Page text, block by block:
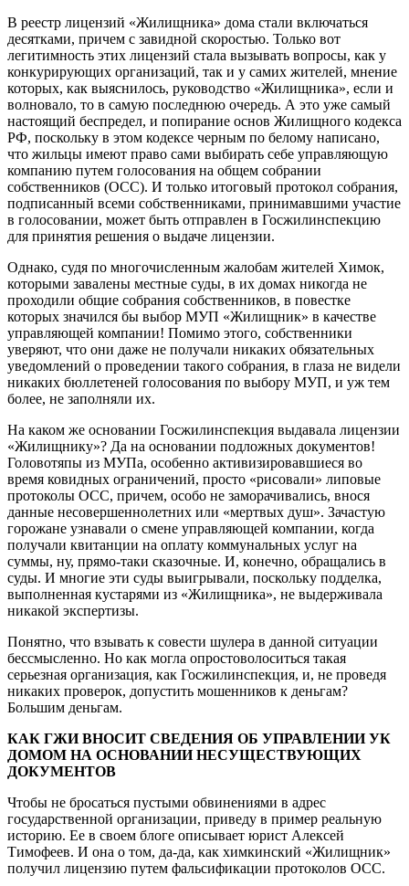
В реестр лицензий «Жилищника» дома стали включаться
десятками, причем с завидной скоростью. Только вот
легитимность этих лицензий стала вызывать вопросы, как у
конкурирующих организаций, так и у самих жителей, мнение
которых, как выяснилось, руководство «Жилищника», если и
волновало, то в самую последнюю очередь. А это уже самый
настоящий беспредел, и попирание основ Жилищного кодекса
РФ, поскольку в этом кодексе черным по белому написано,
что жильцы имеют право сами выбирать себе управляющую
компанию путем голосования на общем собрании
собственников (ОСС). И только итоговый протокол собрания,
подписанный всеми собственниками, принимавшими участие
в голосовании, может быть отправлен в Госжилинспекцию
для принятия решения о выдаче лицензии.
Однако, судя по многочисленным жалобам жителей Химок,
которыми завалены местные суды, в их домах никогда не
проходили общие собрания собственников, в повестке
которых значился бы выбор МУП «Жилищник» в качестве
управляющей компании! Помимо этого, собственники
уверяют, что они даже не получали никаких обязательных
уведомлений о проведении такого собрания, в глаза не видели
никаких бюллетеней голосования по выбору МУП, и уж тем
более, не заполняли их.
На каком же основании Госжилинспекция выдавала лицензии
«Жилищнику»? Да на основании подложных документов!
Головотяпы из МУПа, особенно активизировавшиеся во
время ковидных ограничений, просто «рисовали» липовые
протоколы ОСС, причем, особо не заморачивались, внося
данные несовершеннолетних или «мертвых душ». Зачастую
горожане узнавали о смене управляющей компании, когда
получали квитанции на оплату коммунальных услуг на
суммы, ну, прямо-таки сказочные. И, конечно, обращались в
суды. И многие эти суды выигрывали, поскольку подделка,
выполненная кустарями из «Жилищника», не выдерживала
никакой экспертизы.
Понятно, что взывать к совести шулера в данной ситуации
бессмысленно. Но как могла опростоволоситься такая
серьезная организация, как Госжилинспекция, и, не проведя
никаких проверок, допустить мошенников к деньгам?
Большим деньгам.
КАК ГЖИ ВНОСИТ СВЕДЕНИЯ ОБ УПРАВЛЕНИИ УК
ДОМОМ НА ОСНОВАНИИ НЕСУЩЕСТВУЮЩИХ
ДОКУМЕНТОВ
Чтобы не бросаться пустыми обвинениями в адрес
государственной организации, приведу в пример реальную
историю. Ее в своем блоге описывает юрист Алексей
Тимофеев. И она о том, да-да, как химкинский «Жилищник»
получил лицензию путем фальсификации протоколов ОСС.